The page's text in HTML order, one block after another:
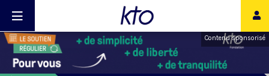
Contenu sponsorisé